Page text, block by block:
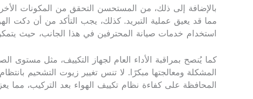
بالإضافة إلى ذلك، من المستحسن التحقق من المكونات
مما قد يعيق عملية التبريد. كذلك، يجب التأكد من أن دكت
استخدام خدمات صيانة المحترفين في هذا الجانب، حيث
كما يُنصح بمراقبة الأداء العام لجهاز التكييف، مثل مستوى
المشكلة ومعالجتها مبكرًا. لا تنس تغيير زيوت التشحيم
المحافظة على كفاءة نظام تكييف الهواء بعد التركيب، مما